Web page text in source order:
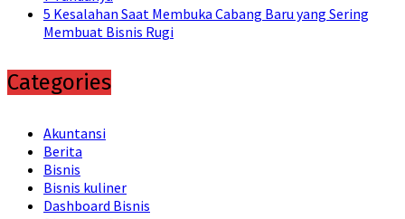
5 Kesalahan Saat Membuka Cabang Baru yang Sering
Membuat Bisnis Rugi
Categories
Akuntansi
Berita
Bisnis
Bisnis kuliner
Dashboard Bisnis